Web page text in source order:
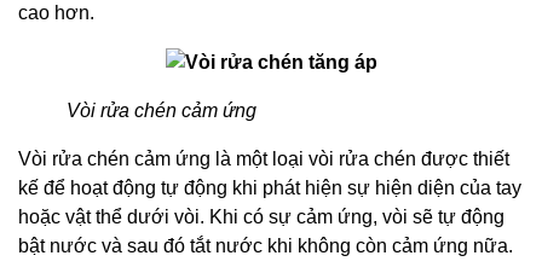
cao hơn.
Vòi rửa chén cảm ứng
Vòi rửa chén cảm ứng là một loại vòi rửa chén được thiết
kế để hoạt động tự động khi phát hiện sự hiện diện của tay
hoặc vật thể dưới vòi. Khi có sự cảm ứng, vòi sẽ tự động
bật nước và sau đó tắt nước khi không còn cảm ứng nữa.